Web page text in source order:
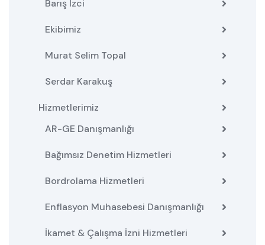
Barış İzci
Ekibimiz
Murat Selim Topal
Serdar Karakuş
Hizmetlerimiz
AR-GE Danışmanlığı
Bağımsız Denetim Hizmetleri
Bordrolama Hizmetleri
Enflasyon Muhasebesi Danışmanlığı
İkamet & Çalışma İzni Hizmetleri